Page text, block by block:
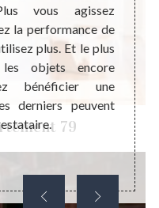
79
vous agissez
la performance de
plus. Et le plus
les objets encore
bénéficier une
derniers peuvent